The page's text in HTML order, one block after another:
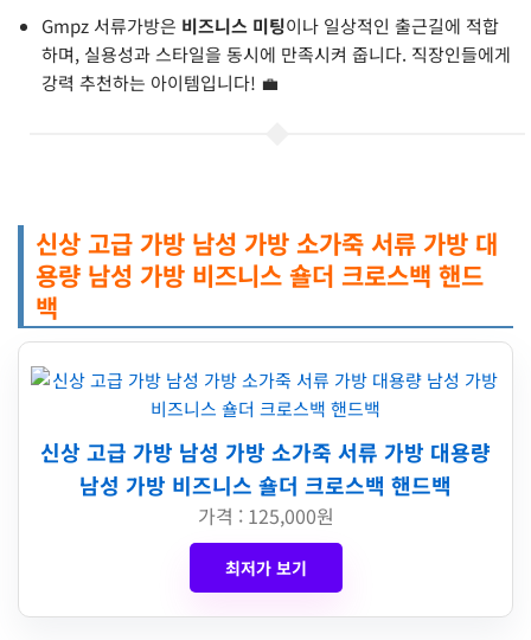
Gmpz 서류가방은 비즈니스 미팅이나 일상적인 출근길에 적합
하며, 실용성과 스타일을 동시에 만족시켜 줍니다. 직장인들에게
강력 추천하는 아이템입니다! 💼
신상 고급 가방 남성 가방 소가죽 서류 가방 대
용량 남성 가방 비즈니스 숄더 크로스백 핸드
백
신상 고급 가방 남성 가방 소가죽 서류 가방 대용량
남성 가방 비즈니스 숄더 크로스백 핸드백
가격 : 125,000원
최저가 보기